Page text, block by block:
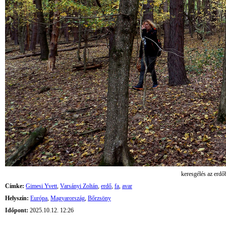
keresgélés az
Címke: Gimesi Yvett, Varsányi Zoltán, erdő, fa, avar
Helyszín: Európa, Magyarország, Bőrzsöny
Időpont: 2025.10.12. 12:26